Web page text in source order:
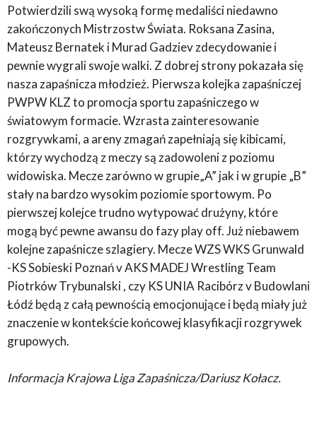
Potwierdzili swą wysoką formę medaliści niedawno
zakończonych Mistrzostw Świata. Roksana Zasina,
Mateusz Bernatek i Murad Gadziev zdecydowanie i
pewnie wygrali swoje walki. Z dobrej strony pokazała się
nasza zapaśnicza młodzież. Pierwsza kolejka zapaśniczej
PWPW KLZ to promocja sportu zapaśniczego w
światowym formacie. Wzrasta zainteresowanie
rozgrywkami, a areny zmagań zapełniają się kibicami,
którzy wychodzą z meczy są zadowoleni z poziomu
widowiska. Mecze zarówno w grupie„A” jak i w grupie „B”
stały na bardzo wysokim poziomie sportowym. Po
pierwszej kolejce trudno wytypować drużyny, które
mogą być pewne awansu do fazy play off. Już niebawem
kolejne zapaśnicze szlagiery. Mecze WZS WKS Grunwald
-KS Sobieski Poznań v AKS MADEJ Wrestling Team
Piotrków Trybunalski , czy KS UNIA Racibórz v Budowlani
Łódź będą z całą pewnością emocjonujące i będą miały już
znaczenie w kontekście końcowej klasyfikacji rozgrywek
grupowych.
Informacja Krajowa Liga Zapaśnicza/Dariusz Kołacz.